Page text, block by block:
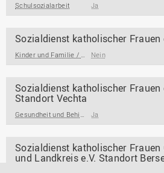
Schulsozialarbeit Ja
Sozialdienst katholischer Frauen
Kinder und Familie / Jugendarbeit / Jugendsozialarbeit Nein
Sozialdienst katholischer Frauen
Standort Vechta
Gesundheit und Behinderung Kinder und
Ja
Sozialdienst katholischer
und Landkreis e.V. Standort